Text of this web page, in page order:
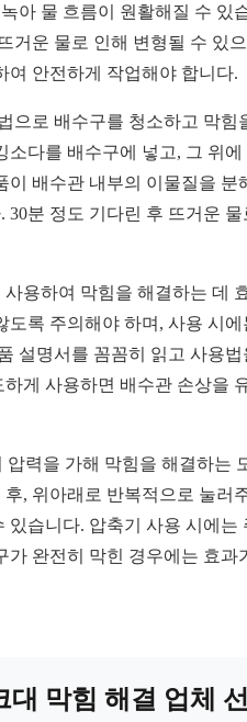
아 물 흐름이 원활해질 수 있
거운 물로 인해 변형될 수 있
여 안전하게 작업해야 합니다.
으로 배수구를 청소하고 막힘
소다를 배수구에 넣고, 그 위에
이 배수관 내부의 이물질을 분
분 정도 기다린 후 뜨거운 물
용하여 막힘을 해결하는 데
도록 주의해야 하며, 사용 시에
설명서를 꼼꼼히 읽고 사용법
게 사용하면 배수관 손상을
력을 가해 막힘을 해결하는
, 위아래로 반복적으로 눌러
있습니다. 압축기 사용 시에는
가 완전히 막힌 경우에는 효과
대 막힘 해결 업체